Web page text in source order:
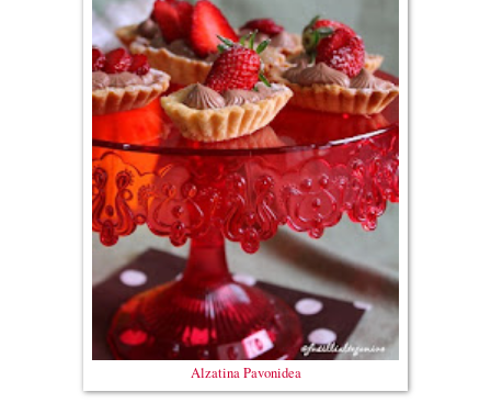
Alzatina Pavonidea